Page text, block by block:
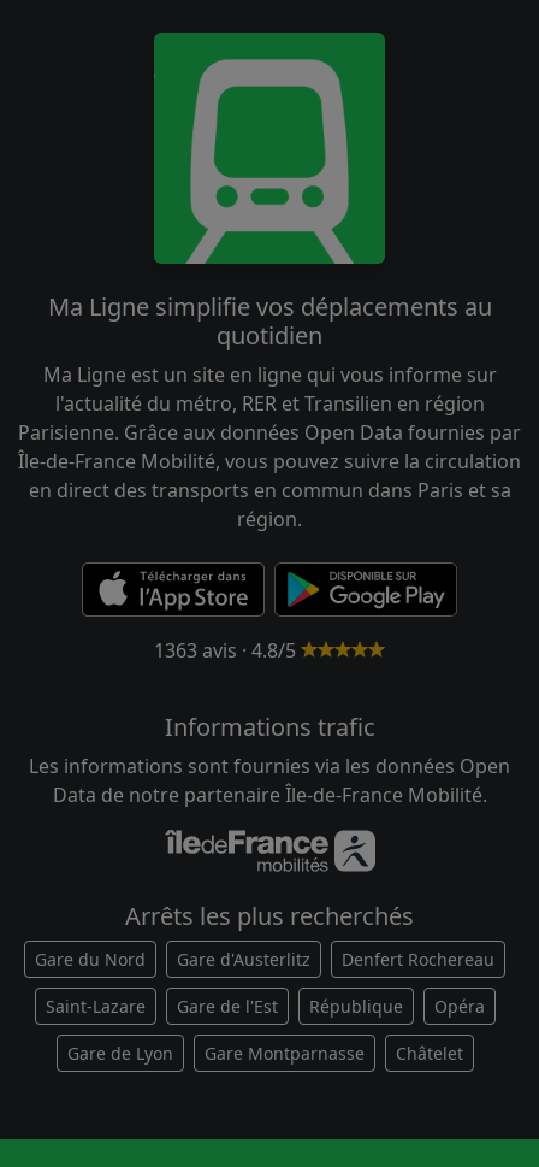
Ma Ligne simplifie vos déplacements au
quotidien
Ma Ligne est un site en ligne qui vous informe sur
l'actualité du métro, RER et Transilien en région
Parisienne. Grâce aux données Open Data fournies par
Île-de-France Mobilité, vous pouvez suivre la circulation
en direct des transports en commun dans Paris et sa
région.
1363 avis · 4.8/5
Informations trafic
Les informations sont fournies via les données Open
Data de notre partenaire Île-de-France Mobilité.
Arrêts les plus recherchés
Gare du Nord Gare d'Austerlitz Denfert Rochereau
Saint-Lazare Gare de l'Est République Opéra
Gare de Lyon Gare Montparnasse Châtelet